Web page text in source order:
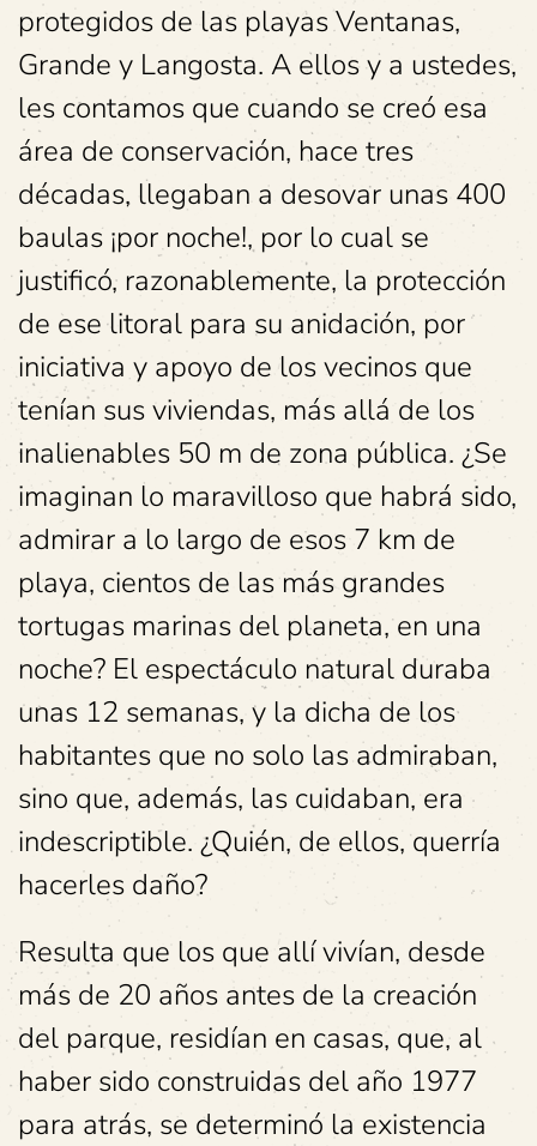
protegidos de las playas Ventanas,
Grande y Langosta. A ellos y a ustedes,
les contamos que cuando se creó esa
área de conservación, hace tres
décadas, llegaban a desovar unas 400
baulas ¡por noche!, por lo cual se
justificó, razonablemente, la protección
de ese litoral para su anidación, por
iniciativa y apoyo de los vecinos que
tenían sus viviendas, más allá de los
inalienables 50 m de zona pública. ¿Se
imaginan lo maravilloso que habrá sido,
admirar a lo largo de esos 7 km de
playa, cientos de las más grandes
tortugas marinas del planeta, en una
noche? El espectáculo natural duraba
unas 12 semanas, y la dicha de los
habitantes que no solo las admiraban,
sino que, además, las cuidaban, era
indescriptible. ¿Quién, de ellos, querría
hacerles daño?
Resulta que los que allí vivían, desde
más de 20 años antes de la creación
del parque, residían en casas, que, al
haber sido construidas del año 1977
para atrás, se determinó la existencia